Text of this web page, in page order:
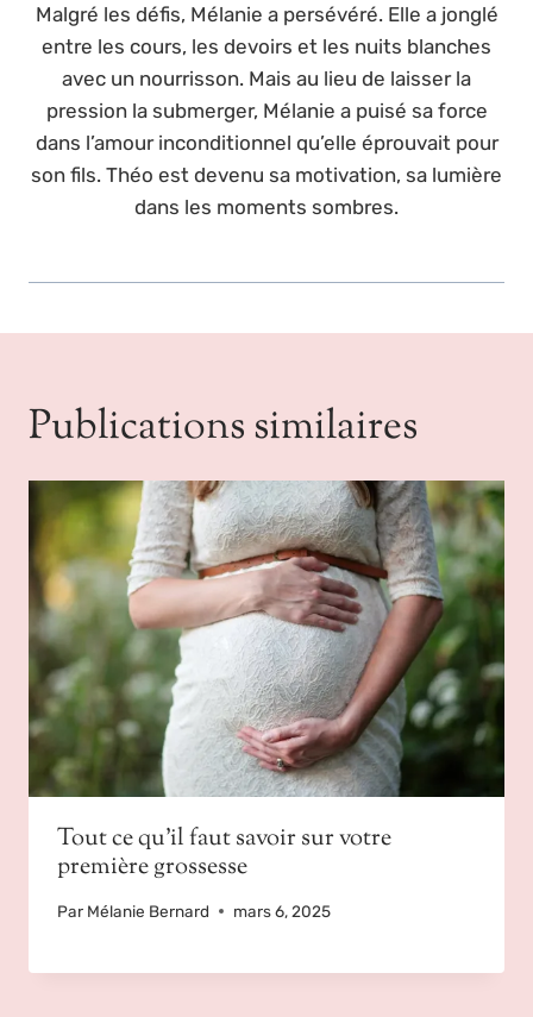
Malgré les défis, Mélanie a persévéré. Elle a jonglé
entre les cours, les devoirs et les nuits blanches
avec un nourrisson. Mais au lieu de laisser la
pression la submerger, Mélanie a puisé sa force
dans l’amour inconditionnel qu’elle éprouvait pour
son fils. Théo est devenu sa motivation, sa lumière
dans les moments sombres.
Publications similaires
Tout ce qu’il faut savoir sur votre
première grossesse
Par Mélanie Bernard mars 6, 2025